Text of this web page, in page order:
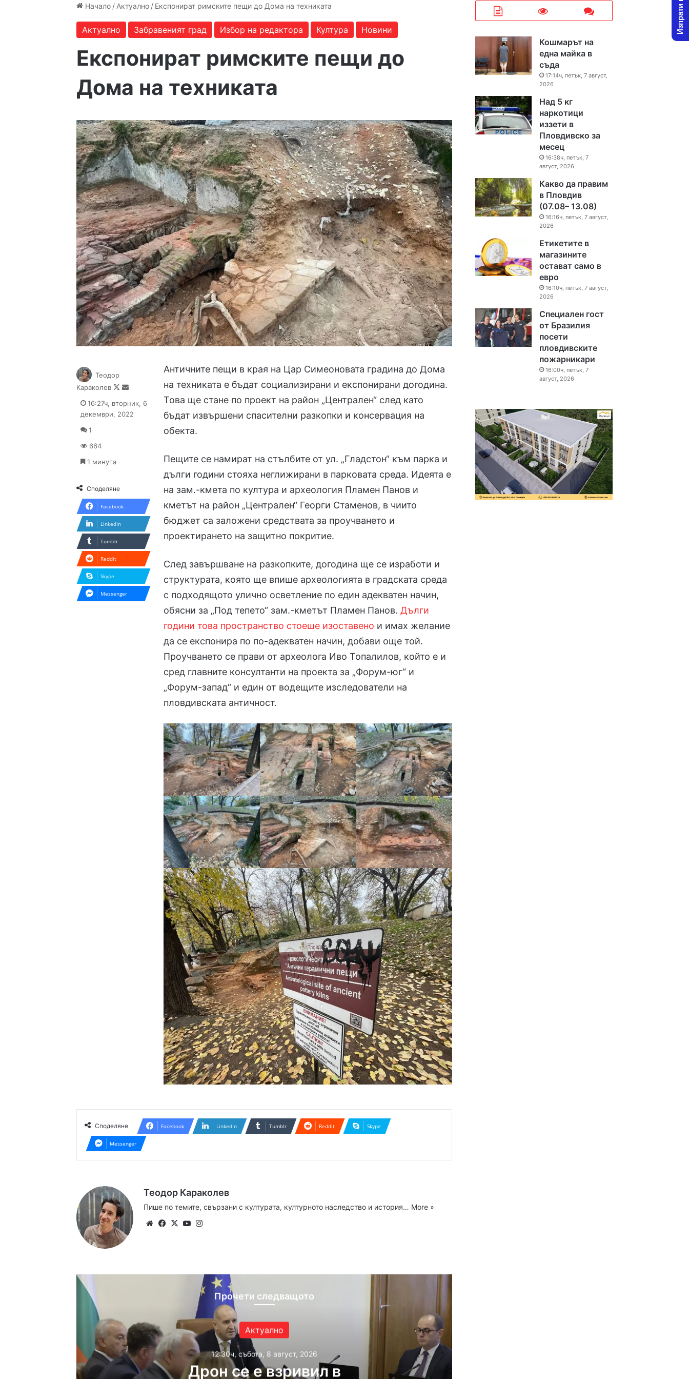
Начало / Актуално / Експонират римските пещи до Дома на техниката
Актуално Забравеният град Избор на редактора Култура Новини
Експонират римските пещи до
Дома на техниката
Античните пещи в края на Цар Симеоновата градина до Дома
на техниката е бъдат социализирани и експонирани догодина.
Това ще стане по проект на район „Централен“ след като
бъдат извършени спасителни разкопки и консервация на
обекта.
Пещите се намират на стълбите от ул. „Гладстон“ към парка и
дълги години стояха неглижирани в парковата среда. Идеята е
на зам.-кмета по култура и археология Пламен Панов и
кметът на район „Централен“ Георги Стаменов, в чиито
бюджет са заложени средствата за проучването и
проектирането на защитно покритие.
След завършване на разкопките, догодина ще се изработи и
структурата, която ще впише археологията в градската среда
с подходящото улично осветление по един адекватен начин,
обясни за „Под тепето“ зам.-кметът Пламен Панов.Дълги
години това пространство стоеше изоставено и имах желание
да се експонира по по-адекватен начин, добави още той.
Проучването се прави от археолога Иво Топалилов, който е и
сред главните консултанти на проекта за „Форум-юг“ и
„Форум-запад“ и един от водещите изследователи на
пловдивската античност.
Теодор
Караколев
Follow
X
Send
email
16:27ч, вторник, 6
декември, 2022
1
664
1 минута
Споделяне
Facebook
LinkedIn
Tumblr
Reddit
Skype
Messenger
Споделяне Facebook LinkedIn Tumblr Reddit Skype
Messenger
Теодор Караколев
Пише по темите, свързани с културата, културното наследство и история… More »
WebsiteFacebook
X YouTube
Прочети следващото
Актуално
12:30ч, събота, 8 август, 2026
Дрон се е взривил в
Кошмарът на
една майка в
съда
17:14ч, петък, 7 август,
2026
Над 5 кг
наркотици
иззети в
Пловдивско за
месец
16:38ч, петък, 7
август, 2026
Какво да правим
в Пловдив
(07.08– 13.08)
16:16ч, петък, 7 август,
2026
Етикетите в
магазините
остават само в
евро
16:10ч, петък, 7 август,
2026
Специален гост
от Бразилия
посети
пловдивските
пожарникари
16:00ч, петък, 7
август, 2026